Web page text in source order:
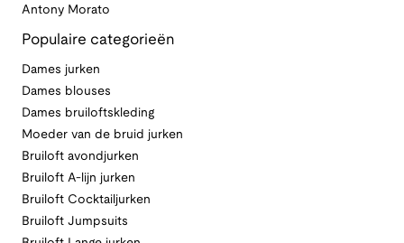
Antony Morato
Populaire categorieën
Dames jurken
Dames blouses
Dames bruiloftskleding
Moeder van de bruid jurken
Bruiloft avondjurken
Bruiloft A-lijn jurken
Bruiloft Cocktailjurken
Bruiloft Jumpsuits